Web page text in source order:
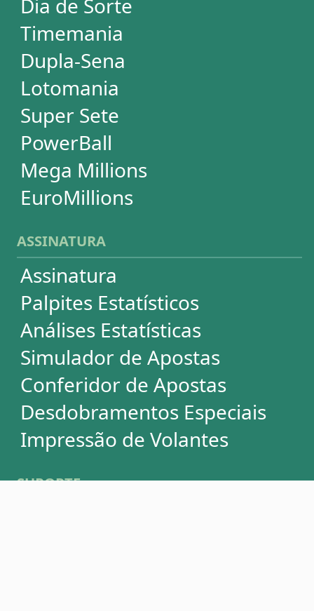
ASSINATURA
Assinatura
Palpites Estatísticos
Análises Estatísticas
Simulador de Apostas
Conferidor de Apostas
Desdobramentos Especiais
Impressão de Volantes
Idioma
Dúvidas
Termos de Uso
Privacidade
Fale conosco